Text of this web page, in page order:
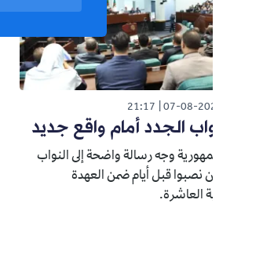
21:17
الجدد أمام واقع جديد
وجه رسالة واضحة إلى النواب
نصبوا قبل أيام ضمن العهدة